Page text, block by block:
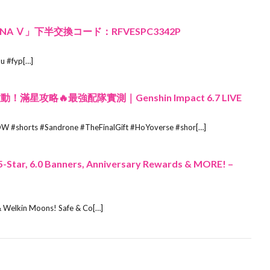
Ⅴ」下半交換コード：RFVESPC3342P
#fyp[…]
！滿星攻略🔥最強配隊實測｜Genshin Impact 6.7 LIVE
#shorts #Sandrone #TheFinalGift #HoYoverse #shor[…]
Star, 6.0 Banners, Anniversary Rewards & MORE! –
Welkin Moons! Safe & Co[…]